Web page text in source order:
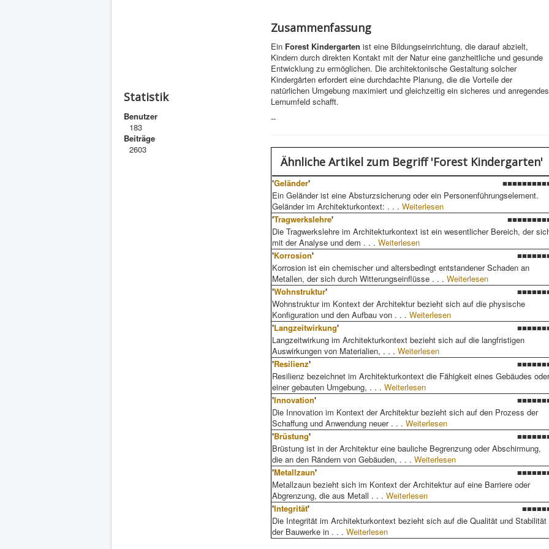
Statistik
Benutzer
183
Beiträge
2603
Zusammenfassung
Ein Forest Kindergarten ist eine Bildungseinrichtung, die darauf abzielt,
Kindern durch direkten Kontakt mit der Natur eine ganzheitliche und gesunde
Entwicklung zu ermöglichen. Die architektonische Gestaltung solcher
Kindergärten erfordert eine durchdachte Planung, die die Vorteile der
natürlichen Umgebung maximiert und gleichzeitig ein sicheres und anregendes
Lernumfeld schafft.
--
Ähnliche Artikel zum Begriff 'Forest Kindergarten'
'Geländer'
Ein Geländer ist eine Absturzsicherung oder ein Personenführungselement.
Geländer im Architekturkontext: . . . Weiterlesen
'Tragwerkslehre'
Die Tragwerkslehre im Architekturkontext ist ein wesentlicher Bereich, der
mit der Analyse und dem . . . Weiterlesen
'Korrosion'
Korrosion ist ein chemischer und altersbedingt entstandener Schaden an
Metallen, der sich durch Witterungseinflüsse . . . Weiterlesen
'Wohnstruktur'
Wohnstruktur im Kontext der Architektur bezieht sich auf die physische
Konfiguration und den Aufbau von . . . Weiterlesen
'Langzeitwirkung'
Langzeitwirkung im Architekturkontext bezieht sich auf die langfristigen
Auswirkungen von Materialien, . . . Weiterlesen
'Resilienz'
Resilienz bezeichnet im Architekturkontext die Fähigkeit eines Gebäudes oder
einer gebauten Umgebung, . . . Weiterlesen
'Innovation'
Die Innovation im Kontext der Architektur bezieht sich auf den Prozess der
Schaffung und Anwendung neuer . . . Weiterlesen
'Brüstung'
Brüstung ist in der Architektur eine bauliche Begrenzung oder Abschirmung,
die an den Rändern von Gebäuden, . . . Weiterlesen
'Metallzaun'
Metallzaun bezieht sich im Kontext der Architektur auf eine Barriere oder
Abgrenzung, die aus Metall . . . Weiterlesen
'Integrität'
Die Integrität im Architekturkontext bezieht sich auf die Qualität und Stabilität
der Bauwerke in . . . Weiterlesen